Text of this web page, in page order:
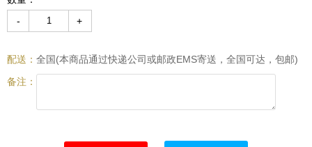
-
+
配送： 全国(本商品通过快递公司或邮政EMS寄送，全国可达，包邮)
备注：